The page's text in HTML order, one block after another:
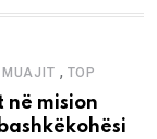
, TOP
në mision